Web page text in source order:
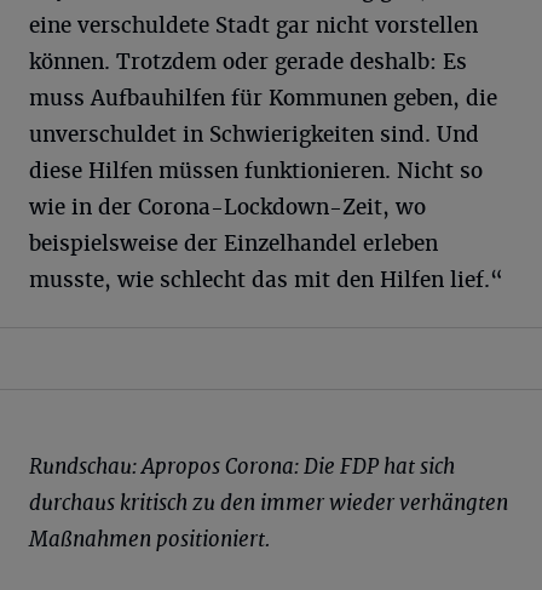
eine verschuldete Stadt gar nicht vorstellen
können. Trotzdem oder gerade deshalb: Es
muss Aufbauhilfen für Kommunen geben, die
unverschuldet in Schwierigkeiten sind. Und
diese Hilfen müssen funktionieren. Nicht so
wie in der Corona-Lockdown-Zeit, wo
beispielsweise der Einzelhandel erleben
musste, wie schlecht das mit den Hilfen lief.“
Rundschau: Apropos Corona: Die FDP hat sich
durchaus kritisch zu den immer wieder verhängten
Maßnahmen positioniert.